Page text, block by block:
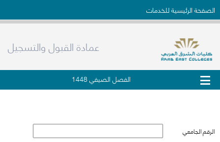
الصفحة الرئيسية للخدمات
عمادة القبول والتسجيل
الفصل الصيفي 1448
الرقم الجامعي